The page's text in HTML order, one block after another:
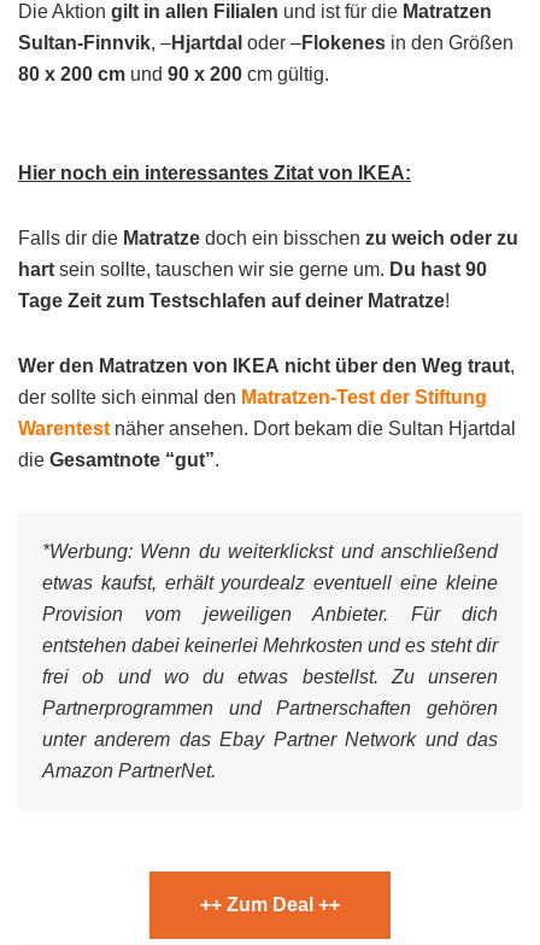
Die Aktion gilt in allen Filialen und ist für die Matratzen
Sultan-Finnvik, –Hjartdal oder –Flokenes in den Größen
80 x 200 cm und 90 x 200 cm gültig.
Hier noch ein interessantes Zitat von IKEA:
Falls dir die Matratze doch ein bisschen zu weich oder zu
hart sein sollte, tauschen wir sie gerne um. Du hast 90
Tage Zeit zum Testschlafen auf deiner Matratze!
Wer den Matratzen von IKEA nicht über den Weg traut,
der sollte sich einmal den Matratzen-Test der Stiftung
Warentest näher ansehen. Dort bekam die Sultan Hjartdal
die Gesamtnote “gut”.
*Werbung: Wenn du weiterklickst und anschließend
etwas kaufst, erhält yourdealz eventuell eine kleine
Provision vom jeweiligen Anbieter. Für dich
entstehen dabei keinerlei Mehrkosten und es steht dir
frei ob und wo du etwas bestellst. Zu unseren
Partnerprogrammen und Partnerschaften gehören
unter anderem das Ebay Partner Network und das
Amazon PartnerNet.
++ Zum Deal ++